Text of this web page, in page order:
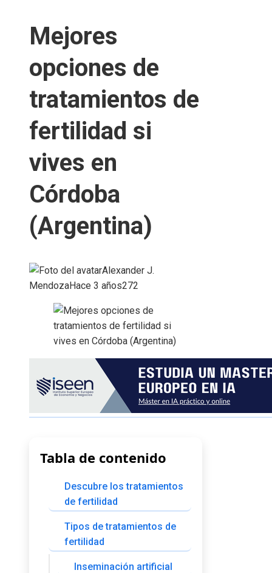
Mejores
opciones de
tratamientos de
fertilidad si
vives en
Córdoba
(Argentina)
Alexander J.
MendozaHace 3 años272
Tabla de contenido
Descubre los tratamientos
de fertilidad
Tipos de tratamientos de
fertilidad
Inseminación artificial